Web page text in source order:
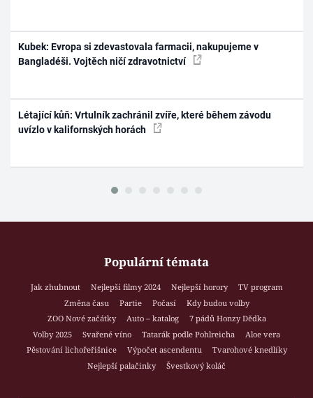
Kubek: Evropa si zdevastovala farmacii, nakupujeme v
Bangladéši. Vojtěch ničí zdravotnictví
Létající kůň: Vrtulník zachránil zvíře, které během závodu
uvízlo v kalifornských horách
Populární témata
Jak zhubnout Nejlepší filmy 2024 Nejlepší horory
TV program
Změna času
Partie Počasí
Kdy budou volby
ZOO Nové začátky
Auto – katalog
7 pádů Honzy Dědka
Volby 2025
Svařené víno Tatarák podle Pohlreicha
Aloe vera
Pěstování lichořeřišnice
Výpočet ascendentu
Tvarohové knedlíky
Nejlepší palačinky
Švestkový koláč